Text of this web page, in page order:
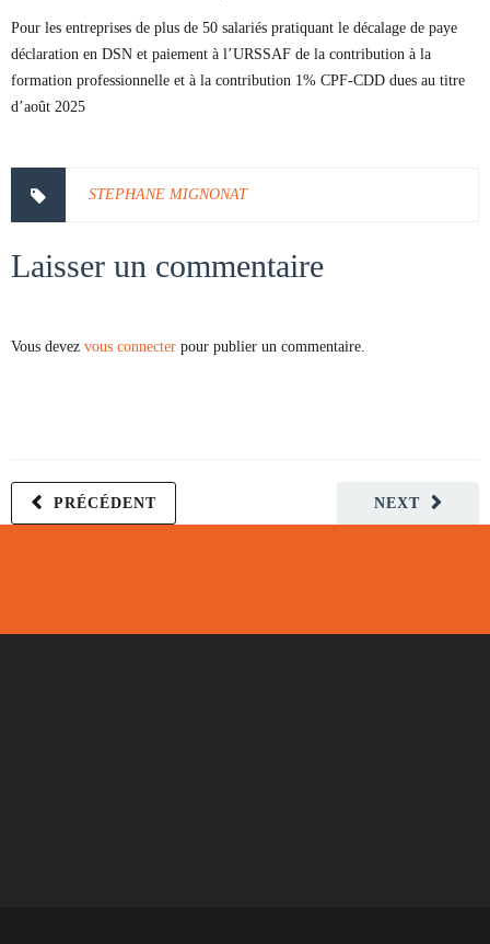
Pour les entreprises de plus de 50 salariés pratiquant le décalage de paye
déclaration en DSN et paiement à l’URSSAF de la contribution à la
formation professionnelle et à la contribution 1% CPF-CDD dues au titre
d’août 2025
STEPHANE MIGNONAT
Laisser un commentaire
Vous devez vous connecter pour publier un commentaire.
NEXT
PRÉCÉDENT